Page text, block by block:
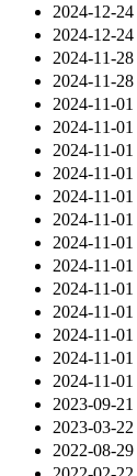
2024-12-24
2024-12-24
2024-11-28
2024-11-28
2024-11-01
2024-11-01
2024-11-01
2024-11-01
2024-11-01
2024-11-01
2024-11-01
2024-11-01
2024-11-01
2024-11-01
2024-11-01
2024-11-01
2024-11-01
2023-09-21
2023-03-22
2022-08-29